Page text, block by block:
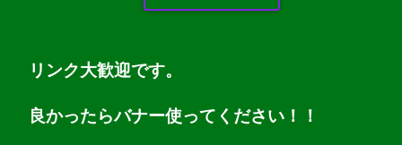
リンク大歓迎です。
良かったらバナー使ってください！！